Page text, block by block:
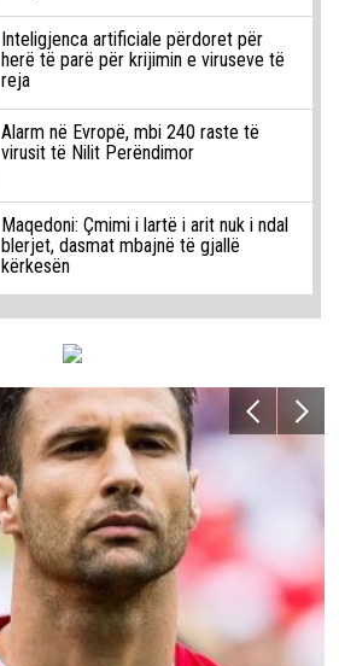
Inteligjenca artificiale përdoret për
herë të parë për krijimin e viruseve të
reja
Alarm në Evropë, mbi 240 raste të
virusit të Nilit Perëndimor
Maqedoni: Çmimi i lartë i arit nuk i ndal
blerjet, dasmat mbajnë të gjallë
kërkesën